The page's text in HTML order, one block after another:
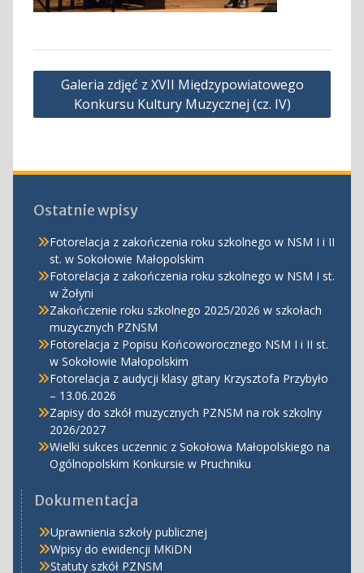
Nawigacja
wpisu
Galeria zdjęć z XVII Międzypowiatowego
Konkursu Kultury Muzycznej (cz. IV)
Ostatnie wpisy
Fotorelacja z zakończenia roku szkolnego w NSM I i II
st. w Sokołowie Małopolskim
Fotorelacja z zakończenia roku szkolnego w NSM I st.
w Żołyni
Zakończenie roku szkolnego 2025/2026 w szkołach
muzycznych PZNSM
Fotorelacja z Popisu Końcoworocznego NSM I i II st.
w Sokołowie Małopolskim
Fotorelacja z audycji klasy gitary Krzysztofa Przybyło
– 13.06.2026
Zapisy do szkół muzycznych PZNSM na rok szkolny
2026/2027
Wielki sukces uczennic z Sokołowa Małopolskiego na
Ogólnopolskim Konkursie w Pruchniku
Dokumentacja
Uprawnienia szkoły publicznej
Wpisy do ewidencji MKiDN
Statuty szkół PZNSM